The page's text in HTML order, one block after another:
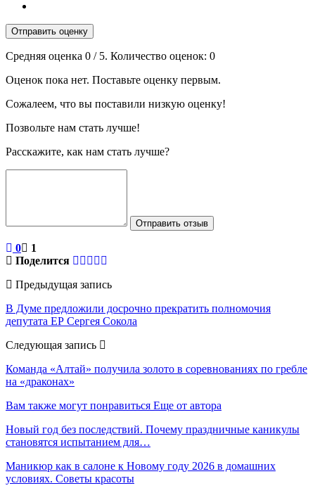
Отправить оценку
Средняя оценка 0 / 5. Количество оценок: 0
Оценок пока нет. Поставьте оценку первым.
Сожалеем, что вы поставили низкую оценку!
Позвольте нам стать лучше!
Расскажите, как нам стать лучше?
Отправить отзыв
0
1
Поделится
Предыдущая запись
В Думе предложили досрочно прекратить полномочия
депутата ЕР Сергея Сокола
Следующая запись
Команда «Алтай» получила золото в соревнованиях по гребле
на «драконах»
Вам также могут понравиться Еще от автора
Новый год без последствий. Почему праздничные каникулы
становятся испытанием для…
Маникюр как в салоне к Новому году 2026 в домашних
условиях. Советы красоты